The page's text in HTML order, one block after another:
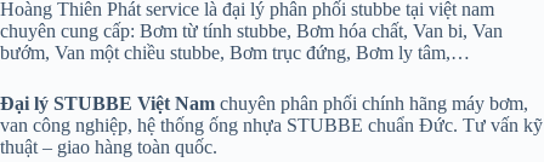
Hoàng Thiên Phát service là đại lý phân phối stubbe tại việt nam
chuyên cung cấp: Bơm từ tính stubbe, Bơm hóa chất, Van bi, Van
bướm, Van một chiều stubbe, Bơm trục đứng, Bơm ly tâm,…
Đại lý STUBBE Việt Nam chuyên phân phối chính hãng máy bơm,
van công nghiệp, hệ thống ống nhựa STUBBE chuẩn Đức. Tư vấn kỹ
thuật – giao hàng toàn quốc.